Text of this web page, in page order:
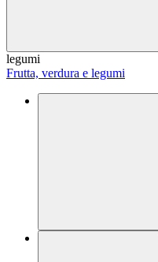
legumi
Frutta, verdura e legumi